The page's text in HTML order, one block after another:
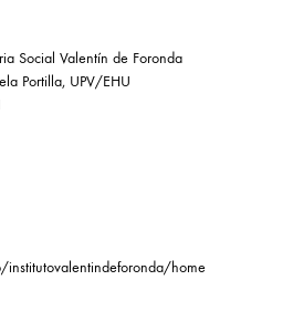
Social Valentín de Foronda
Portilla, UPV/EHU
home